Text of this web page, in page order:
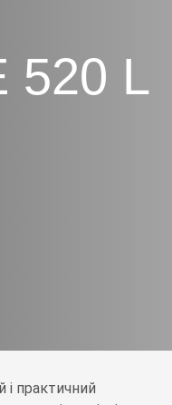
520 L
і практичний